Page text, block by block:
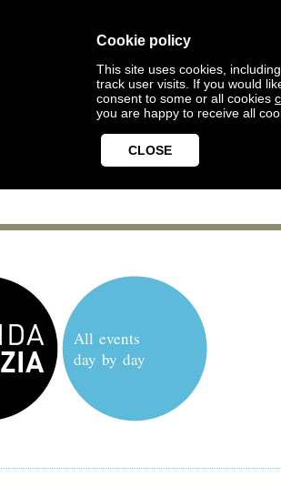
Cookie policy
This site uses cookies,
track user visits. If you would
consent to some or all cookies
you are happy to receive all
CLOSE
All events
day by day